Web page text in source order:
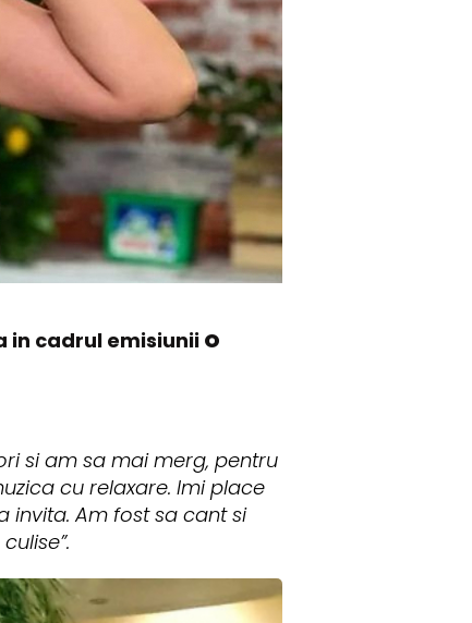
in cadrul emisiuniiO
si am sa mai merg, pentru
cu relaxare. Imi place
Am fost sa cant si